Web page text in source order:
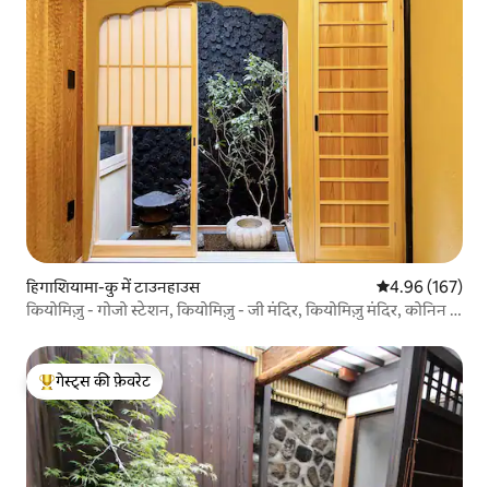
हिगाशियामा-कु में टाउनहाउस औसत रेटिंग 5 में से
4.96 (167)
कियोमिज़ु - गोजो स्टेशन, कियोमिज़ु - जी मंदिर, कियोमिज़ु मंदिर, कोनिन -
पैदल दूरी पर
गेस्ट्स का टॉप फ़ेवरेट
गेस्ट्स की फ़ेवरेट